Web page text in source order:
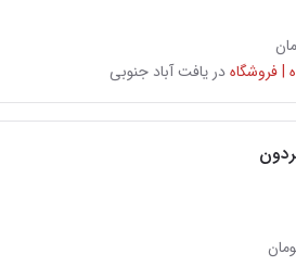
| فروشگاهدر یافت آباد جنوبی